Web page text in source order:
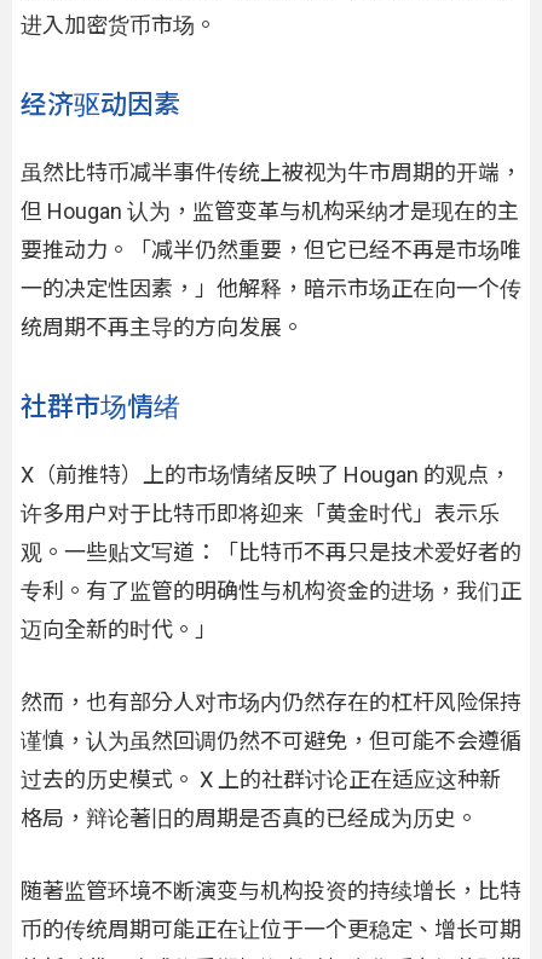
进入加密货币市场。
经济驱动因素
虽然比特币减半事件传统上被视为牛市周期的开端，
但 Hougan 认为，监管变革与机构采纳才是现在的主
要推动力。「减半仍然重要，但它已经不再是市场唯
一的决定性因素，」他解释，暗示市场正在向一个传
统周期不再主导的方向发展。
社群市场情绪
X（前推特）上的市场情绪反映了 Hougan 的观点，
许多用户对于比特币即将迎来「黄金时代」表示乐
观。一些贴文写道：「比特币不再只是技术爱好者的
专利。有了监管的明确性与机构资金的进场，我们正
迈向全新的时代。」
然而，也有部分人对市场内仍然存在的杠杆风险保持
谨慎，认为虽然回调仍然不可避免，但可能不会遵循
过去的历史模式。 X 上的社群讨论正在适应这种新
格局，辩论著旧的周期是否真的已经成为历史。
随著监管环境不断演变与机构投资的持续增长，比特
币的传统周期可能正在让位于一个更稳定、增长可期